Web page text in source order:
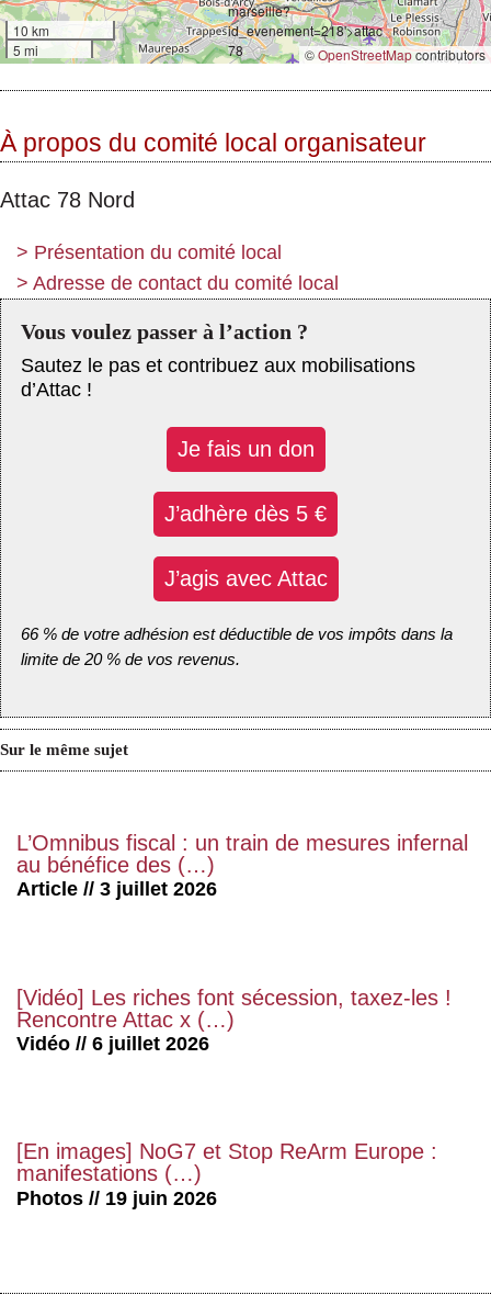
10 km
5 mi
©OpenStreetMapcontributors
À propos du comité local organisateur
Attac 78 Nord
> Présentation du comité local
> Adresse de contact du comité local
Vous voulez passer à l’action ?
Sautez le pas et contribuez aux mobilisations
d’Attac !
Je fais un don
J’adhère dès 5 €
J’agis avec Attac
66 % de votre adhésion est déductible de vos impôts dans la
limite de 20 % de vos revenus.
Sur le même sujet
L’Omnibus fiscal : un train de mesures infernal
au bénéfice des (…)
Article // 3 juillet 2026
[Vidéo] Les riches font sécession, taxez-les !
Rencontre Attac x (…)
Vidéo // 6 juillet 2026
[En images] NoG7 et Stop ReArm Europe :
manifestations (…)
Photos // 19 juin 2026